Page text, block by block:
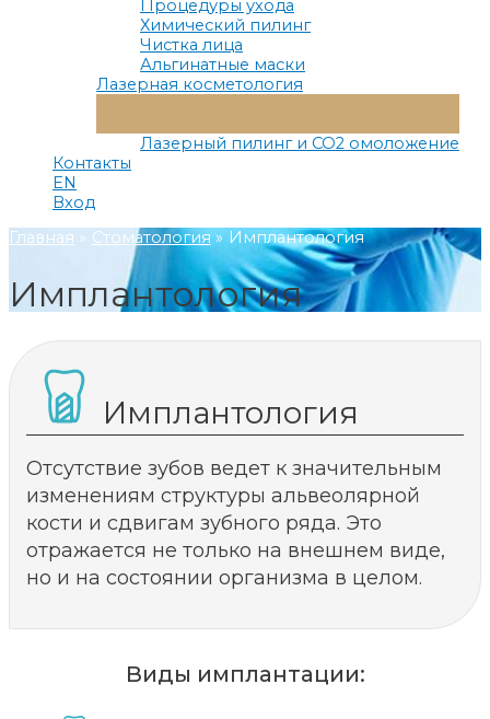
Процедуры ухода
Химический пилинг
Чистка лица
Альгинатные маски
Лазерная косметология
Меню
Лазерный пилинг и СО2 омоложение
Контакты
EN
Вход
Главная
Стоматология Имплантология
Имплантология
Имплантология
Отсутствие зубов ведет к значительным
изменениям структуры альвеолярной
кости и сдвигам зубного ряда. Это
отражается не только на внешнем виде,
но и на состоянии организма в целом.
Виды имплантации: